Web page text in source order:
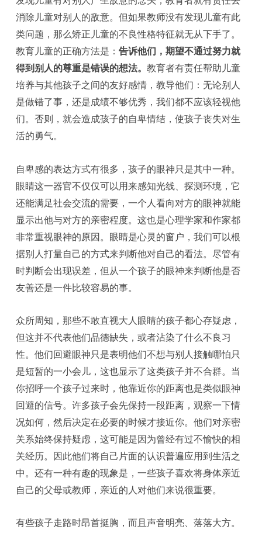
消除儿童对别人的敌意。但如果教师没有发现儿童有此
类问题，那么矫正儿童的不良性格特征就无从下手了。
教育儿童的正确方法是：告诉他们，期望不通过努力就
得到别人的尊重是错误的想法。教育者有责任帮助儿童
培养与其他孩子之间的友好感情，教导他们：无论别人
是做错了事，还是成绩不够优秀，我们都不应该轻视他
们。否则，就会造成孩子的自卑情结，使孩子丧失对生
活的勇气。
自卑感的表达方式有很多，孩子的眼神只是其中一种。
眼睛这一器官不仅仅可以用来感知光线、探测环境，它
还能满足社会交流的需要，一个人看向对方的眼神就能
显示出他与对方的亲密程度。这也是心理学家和作家都
非常重视眼神的原因。眼睛是心灵的窗户，我们可以根
据别人打量自己的方式来判断他对自己的看法。尽管有
时判断会出现误差，但从一个孩子的眼神来判断他是否
友善还是一件比较容易的事。
众所周知，那些不敢直视大人眼睛的孩子都心存疑虑，
但这并不代表他们品德缺失，或者沾染了什么不良习
性。他们回避眼神只是表明他们不想与别人接触哪怕只
是短暂的一小会儿，这也显示了这类孩子并不合群。当
你招呼一个孩子过来时，他靠近你的距离也是类似眼神
回避的信号。许多孩子会先保持一段距离，观察一下情
况如何，然后决定在必要的时候才接近你。他们对亲密
关系始终保持疑虑，这可能是因为曾经有过不愉快的相
关经历。因此他们将自己片面的认识普遍应用到生活之
中。还有一种有趣的现象是，一些孩子喜欢将身体亲近
自己的父母或教师，亲近的人对他们来说很重要。
有些孩子走路时昂首挺胸，而且声音明亮、落落大方。